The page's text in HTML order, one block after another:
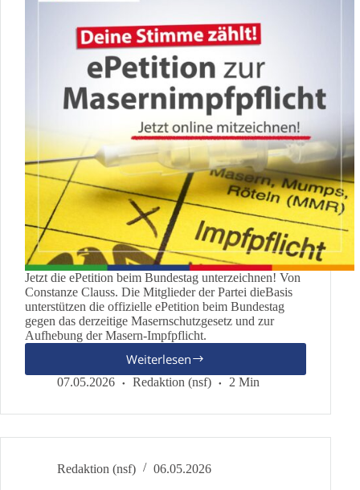
Jetzt die ePetition beim Bundestag unterzeichnen! Von
Constanze Clauss. Die Mitglieder der Partei dieBasis
unterstützen die offizielle ePetition beim Bundestag
gegen das derzeitige Masernschutzgesetz und zur
Aufhebung der Masern-Impfpflicht.
Weiterlesen
ePetition
zur
des
der
Masern-
07.05.2026 Redaktion (nsf) 2 Min
Redaktion (nsf) 06.05.2026